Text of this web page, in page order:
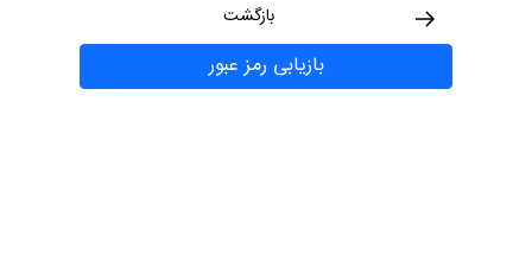
بازگشت
بازیابی رمز عبور